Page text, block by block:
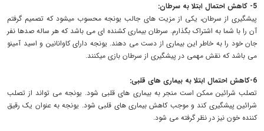
5- کاهش احتمال ابتلا به سرطان:
پیشگیری از سرطان، یکی از مزیت های جالب یونجه محسوب میشود که تصمیم گرفتم
آن را با شما به اشتراک بگذارم. سرطان بیماری کشنده ای می باشد که هر ساله صدها نفر
جان خود را به خاطر این بیماری از دست می دهند. یونجه دارای کاوانانین و اسید آمینو
می باشد که نقش مهمی در پیشگیری از سرطان بازی میکنند.
6-کاهش احتمال ابتلا به بیماری های قلبی:
تصلب شرائین ممکن است منجر به بیماری های قلبی شود. یونجه می تواند از تصلب
شرائین پیشگیری کند و موجب کاهش بیماری های قلبی شود. یونجه به عنوان یک رقیق
کننده خون نیز در نظر گرفته می شود.